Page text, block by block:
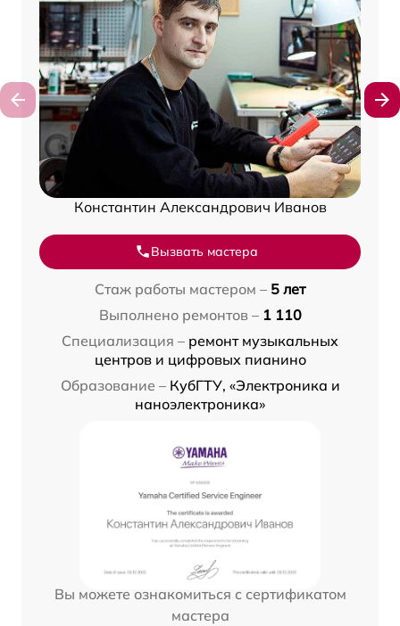
Константин Александрович Иванов
Вызвать мастера
Стаж работы мастером – 5 лет
Выполнено ремонтов – 1 110
Специализация – ремонт музыкальных
центров и цифровых пианино
Образование – КубГТУ, «Электроника и
наноэлектроника»
Вы можете ознакомиться с сертификатом
мастера